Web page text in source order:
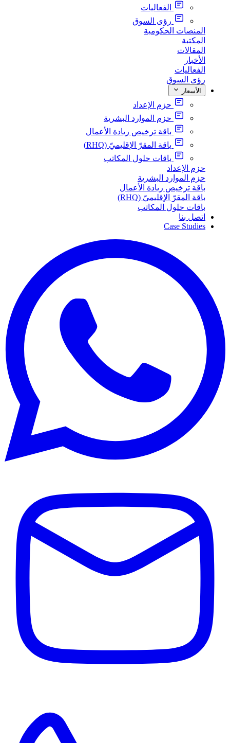
الفعاليات
رؤى السوق
المنصات الحكومية
المكتبة
المقالات
الأخبار
الفعاليات
رؤى السوق
الأسعار
حزم الإعداد
حزم الموارد البشرية
باقة ترخيص ريادة الأعمال
باقة المقرّ الإقليميّ (RHQ)
باقات حلول المكاتب
حزم الإعداد
حزم الموارد البشرية
باقة ترخيص ريادة الأعمال
باقة المقرّ الإقليميّ (RHQ)
باقات حلول المكاتب
اتصل بنا
Case Studies